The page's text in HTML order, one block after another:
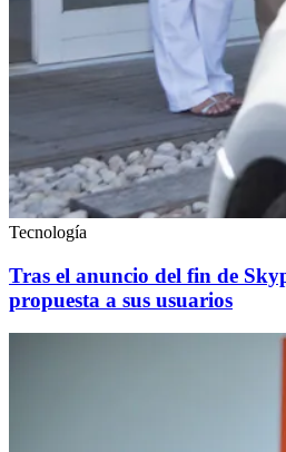
Tecnología
Tras el anuncio del fin de
propuesta a sus usuarios